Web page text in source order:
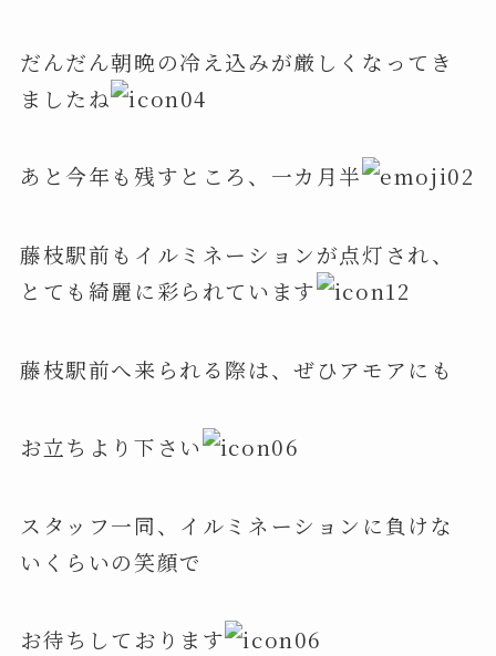
だんだん朝晩の冷え込みが厳しくなってき
ましたね
あと今年も残すところ、一カ月半
藤枝駅前もイルミネーションが点灯され、
とても綺麗に彩られています
藤枝駅前へ来られる際は、ぜひアモアにも
お立ちより下さい
スタッフ一同、イルミネーションに負けな
いくらいの笑顔で
お待ちしております